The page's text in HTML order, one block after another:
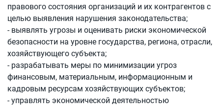
правового состояния организаций и их контрагентов с
целью выявления нарушения законодательства;
- выявлять угрозы и оценивать риски экономической
безопасности на уровне государства, региона, отрасли,
хозяйствующего субъекта;
- разрабатывать меры по минимизации угроз
финансовым, материальным, информационным и
кадровым ресурсам хозяйствующих субъектов;
- управлять экономической деятельностью